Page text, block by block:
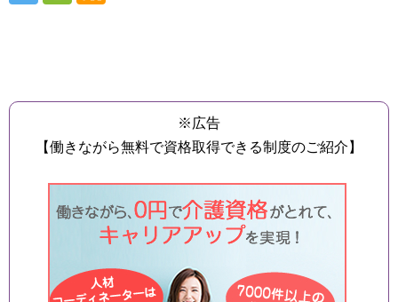
※広告
【働きながら無料で資格取得できる制度のご紹介】